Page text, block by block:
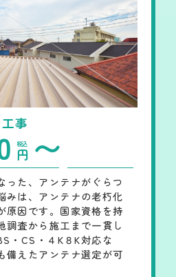
事
円 〜
税込
った、アンテナがぐらつ
みは、アンテナの老朽化
原因です。国家資格を持
調査から施工まで一貫し
・CS・４K８K対応な
備えたアンテナ選定が可